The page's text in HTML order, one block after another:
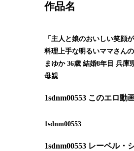
作品名
「主人と娘のおいしい笑顔
料理上手な明るいママさん
まゆか 36歳 結婚8年目 兵庫
母親
1sdnm00553 このエロ動
1sdnm00553
1sdnm00553 レーベル・